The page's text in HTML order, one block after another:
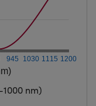
945 1030 1115 1200
nm)